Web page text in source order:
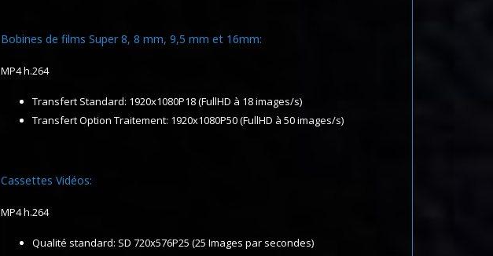
Bobines de films Super 8, 8 mm, 9,5 mm et 16mm:
MP4 h.264
Transfert Standard: 1920x1080P18 (FullHD à 18 images/s)
Transfert Option Traitement: 1920x1080P50 (FullHD à 50 images/s)
Cassettes Vidéos:
MP4 h.264
Qualité standard: SD 720x576P25 (25 Images par secondes)